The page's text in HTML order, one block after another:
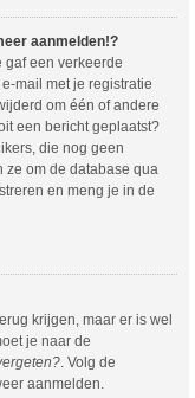
aanmelden!?
gaf een verkeerde
mail met je registratie
om één of andere
een bericht geplaatst?
die nog geen
om de database qua
en meng je in de
krijgen, maar er is wel
je naar de
. Volg de
aanmelden.